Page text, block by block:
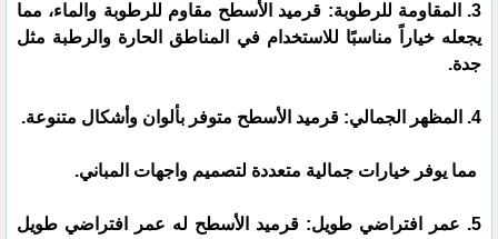
3. المقاومة للرطوبة: قرميد الأسطح مقاوم للرطوبة والماء، مما
يجعله خياراً مناسبًا للاستخدام في المناطق الحارة والرطبة مثل
جدة.
4. المظهر الجمالي: قرميد الأسطح متوفر بألوان وأشكال متنوعة.
مما يوفر خيارات جمالية متعددة لتصميم واجهات المباني.
5. عمر افتراضي طويل: قرميد الأسطح له عمر افتراضي طويل